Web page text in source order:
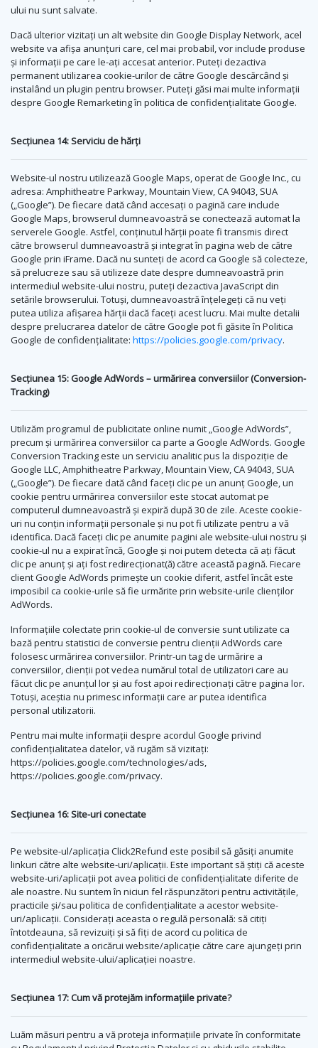
ului nu sunt salvate.
Dacă ulterior vizitați un alt website din Google Display Network, acel
website va afișa anunțuri care, cel mai probabil, vor include produse
și informații pe care le-ați accesat anterior. Puteți dezactiva
permanent utilizarea cookie-urilor de către Google descărcând și
instalând un plugin pentru browser. Puteți găsi mai multe informații
despre Google Remarketing în politica de confidențialitate Google.
Secțiunea 14: Serviciu de hărți
Website-ul nostru utilizează Google Maps, operat de Google Inc., cu
adresa: Amphitheatre Parkway, Mountain View, CA 94043, SUA
(„Google”). De fiecare dată când accesați o pagină care include
Google Maps, browserul dumneavoastră se conectează automat la
serverele Google. Astfel, conținutul hărții poate fi transmis direct
către browserul dumneavoastră și integrat în pagina web de către
Google prin iFrame. Dacă nu sunteți de acord ca Google să colecteze,
să prelucreze sau să utilizeze date despre dumneavoastră prin
intermediul website-ului nostru, puteți dezactiva JavaScript din
setările browserului. Totuși, dumneavoastră înțelegeți că nu veți
putea utiliza afișarea hărții dacă faceți acest lucru. Mai multe detalii
despre prelucrarea datelor de către Google pot fi găsite în Politica
Google de confidențialitate: https://policies.google.com/privacy.
Secțiunea 15: Google AdWords – urmărirea conversiilor (Conversion-
Tracking)
Utilizăm programul de publicitate online numit „Google AdWords”,
precum și urmărirea conversiilor ca parte a Google AdWords. Google
Conversion Tracking este un serviciu analitic pus la dispoziție de
Google LLC, Amphitheatre Parkway, Mountain View, CA 94043, SUA
(„Google”). De fiecare dată când faceți clic pe un anunț Google, un
cookie pentru urmărirea conversiilor este stocat automat pe
computerul dumneavoastră și expiră după 30 de zile. Aceste cookie-
uri nu conțin informații personale și nu pot fi utilizate pentru a vă
identifica. Dacă faceți clic pe anumite pagini ale website-ului nostru și
cookie-ul nu a expirat încă, Google și noi putem detecta că ați făcut
clic pe anunț și ați fost redirecționat(ă) către această pagină. Fiecare
client Google AdWords primește un cookie diferit, astfel încât este
imposibil ca cookie-urile să fie urmărite prin website-urile clienților
AdWords.
Informațiile colectate prin cookie-ul de conversie sunt utilizate ca
bază pentru statistici de conversie pentru clienții AdWords care
folosesc urmărirea conversiilor. Printr-un tag de urmărire a
conversiilor, clienții pot vedea numărul total de utilizatori care au
făcut clic pe anunțul lor și au fost apoi redirecționați către pagina lor.
Totuși, aceștia nu primesc informații care ar putea identifica
personal utilizatorii.
Pentru mai multe informații despre acordul Google privind
confidențialitatea datelor, vă rugăm să vizitați:
https://policies.google.com/technologies/ads,
https://policies.google.com/privacy.
Secțiunea 16: Site-uri conectate
Pe website-ul/aplicația Click2Refund este posibil să găsiți anumite
linkuri către alte website-uri/aplicații. Este important să știți că aceste
website-uri/aplicații pot avea politici de confidențialitate diferite de
ale noastre. Nu suntem în niciun fel răspunzători pentru activitățile,
practicile și/sau politica de confidențialitate a acestor website-
uri/aplicații. Considerați aceasta o regulă personală: să citiți
întotdeauna, să revizuiți și să fiți de acord cu politica de
confidențialitate a oricărui website/aplicație către care ajungeți prin
intermediul website-ului/aplicației noastre.
Secțiunea 17: Cum vă protejăm informațiile private?
Luăm măsuri pentru a vă proteja informațiile private în conformitate